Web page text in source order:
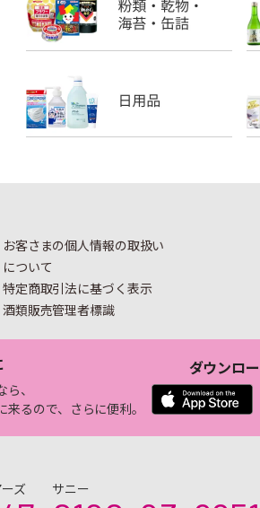
お客さまの個人情報の取扱い
について
特定商取引法に基づく表示
酒類販売管理者標識
、
るので、さらに便利。
ダウンロ
ズ
サニー